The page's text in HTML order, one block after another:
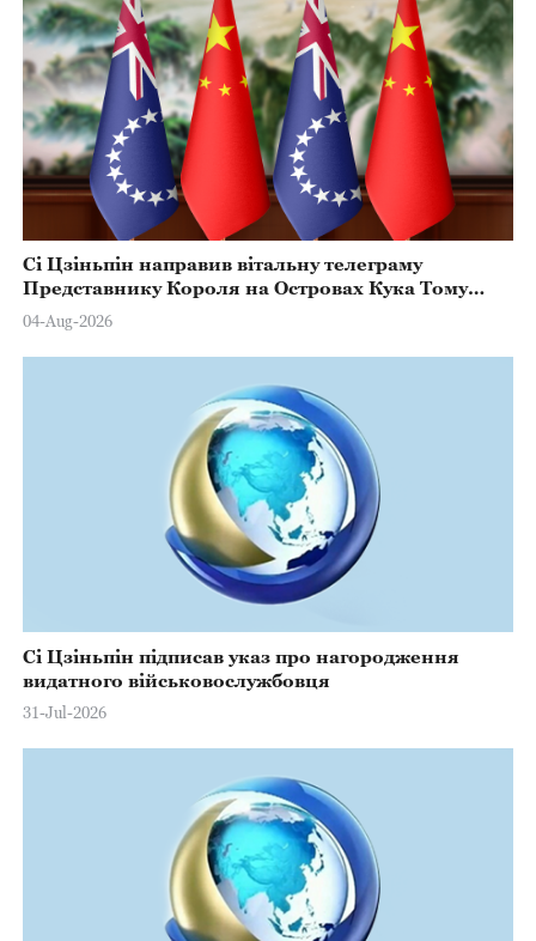
Сі Цзіньпін направив вітальну телеграму
Представнику Короля на Островах Кука Тому
Марстерсу з нагоди Дня Конституції
04-Aug-2026
Сі Цзіньпін підписав указ про нагородження
видатного військовослужбовця
31-Jul-2026